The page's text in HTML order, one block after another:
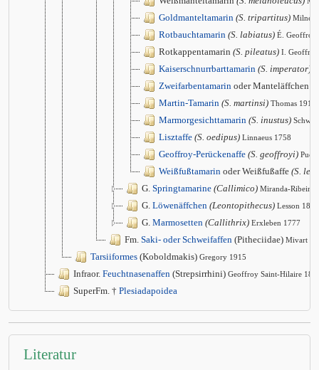
Goldmanteltamarin (S. tripartitus) Milne
Rotbauchtamarin (S. labiatus) É. Geoffroy
Rotkappentamarin (S. pileatus) I.
Kaiserschnurrbarttamarin (S. imperator)
Zweifarbentamarin oder Manteläffchen
Martin-Tamarin (S. martinsi) Thomas 1912
Marmorgesichttamarin (S. inustus)
Lisztaffe (S. oedipus) Linnaeus 1758
Geoffroy-Perückenaffe (S. geoffroyi)
Weißfußtamarin oder Weißfußaffe (S.
G. Springtamarine (Callimico) Miranda-Ribeiro
G. Löwenäffchen (Leontopithecus) Lesson 1840
G. Marmosetten (Callithrix) Erxleben 1777
Fm. Saki- oder Schweifaffen (Pitheciidae) Mivart
Tarsiiformes (Koboldmakis) Gregory 1915
Infraor. Feuchtnasenaffen (Strepsirrhini) Geoffroy Saint-Hilaire
SuperFm. † Plesiadapoidea
Literatur